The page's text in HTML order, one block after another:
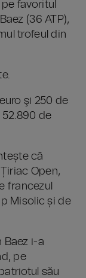
favoritul
(36 ATP),
trofeul din
şi 250 de
de
că
Open,
francezul
Misolic și de
Baez i-a
pe
său